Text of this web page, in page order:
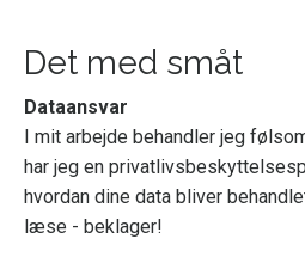
Det med småt
Dataansvar
I mit arbejde behandler jeg
har jeg en
hvordan dine data bliver
læse - beklager!